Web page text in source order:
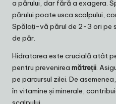
a părului, dar fără a exagera.
părului poate usca scalpului,
Spălați-vă părul de 2-3 ori pe
de păr.
Hidratarea este crucială atât
pentru prevenirea mătreții.
pe parcursul zilei. De
în vitamine și minerale,